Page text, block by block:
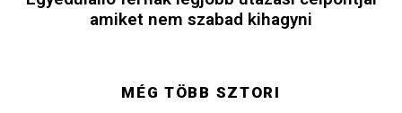
amiket nem szabad kihagyni
MÉG TÖBB SZTORI